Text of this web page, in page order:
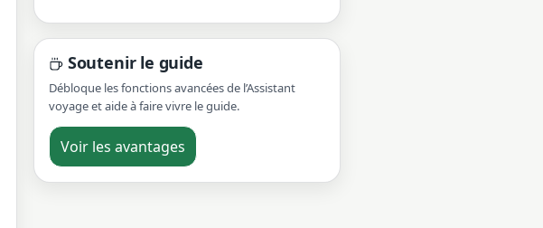
Soutenir le guide
Débloque les fonctions avancées de l’Assistant
voyage et aide à faire vivre le guide.
Voir les avantages